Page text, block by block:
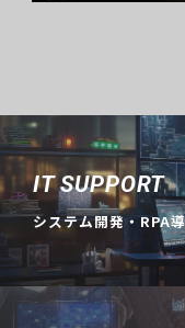
IT SUPPORT
システム開発・RPA